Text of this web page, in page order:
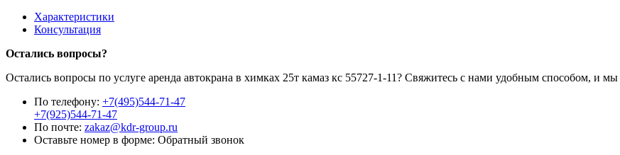
Характеристики
Консультация
Остались вопросы?
Остались вопросы по услуге аренда автокрана в химках 25т камаз кс 55727-1-11? Свяжитесь с нами удобным способом, и
По телефону: +7(495)544-71-47
+7(925)544-71-47
По почте: zakaz@kdr-group.ru
Оставьте номер в форме: Обратный звонок